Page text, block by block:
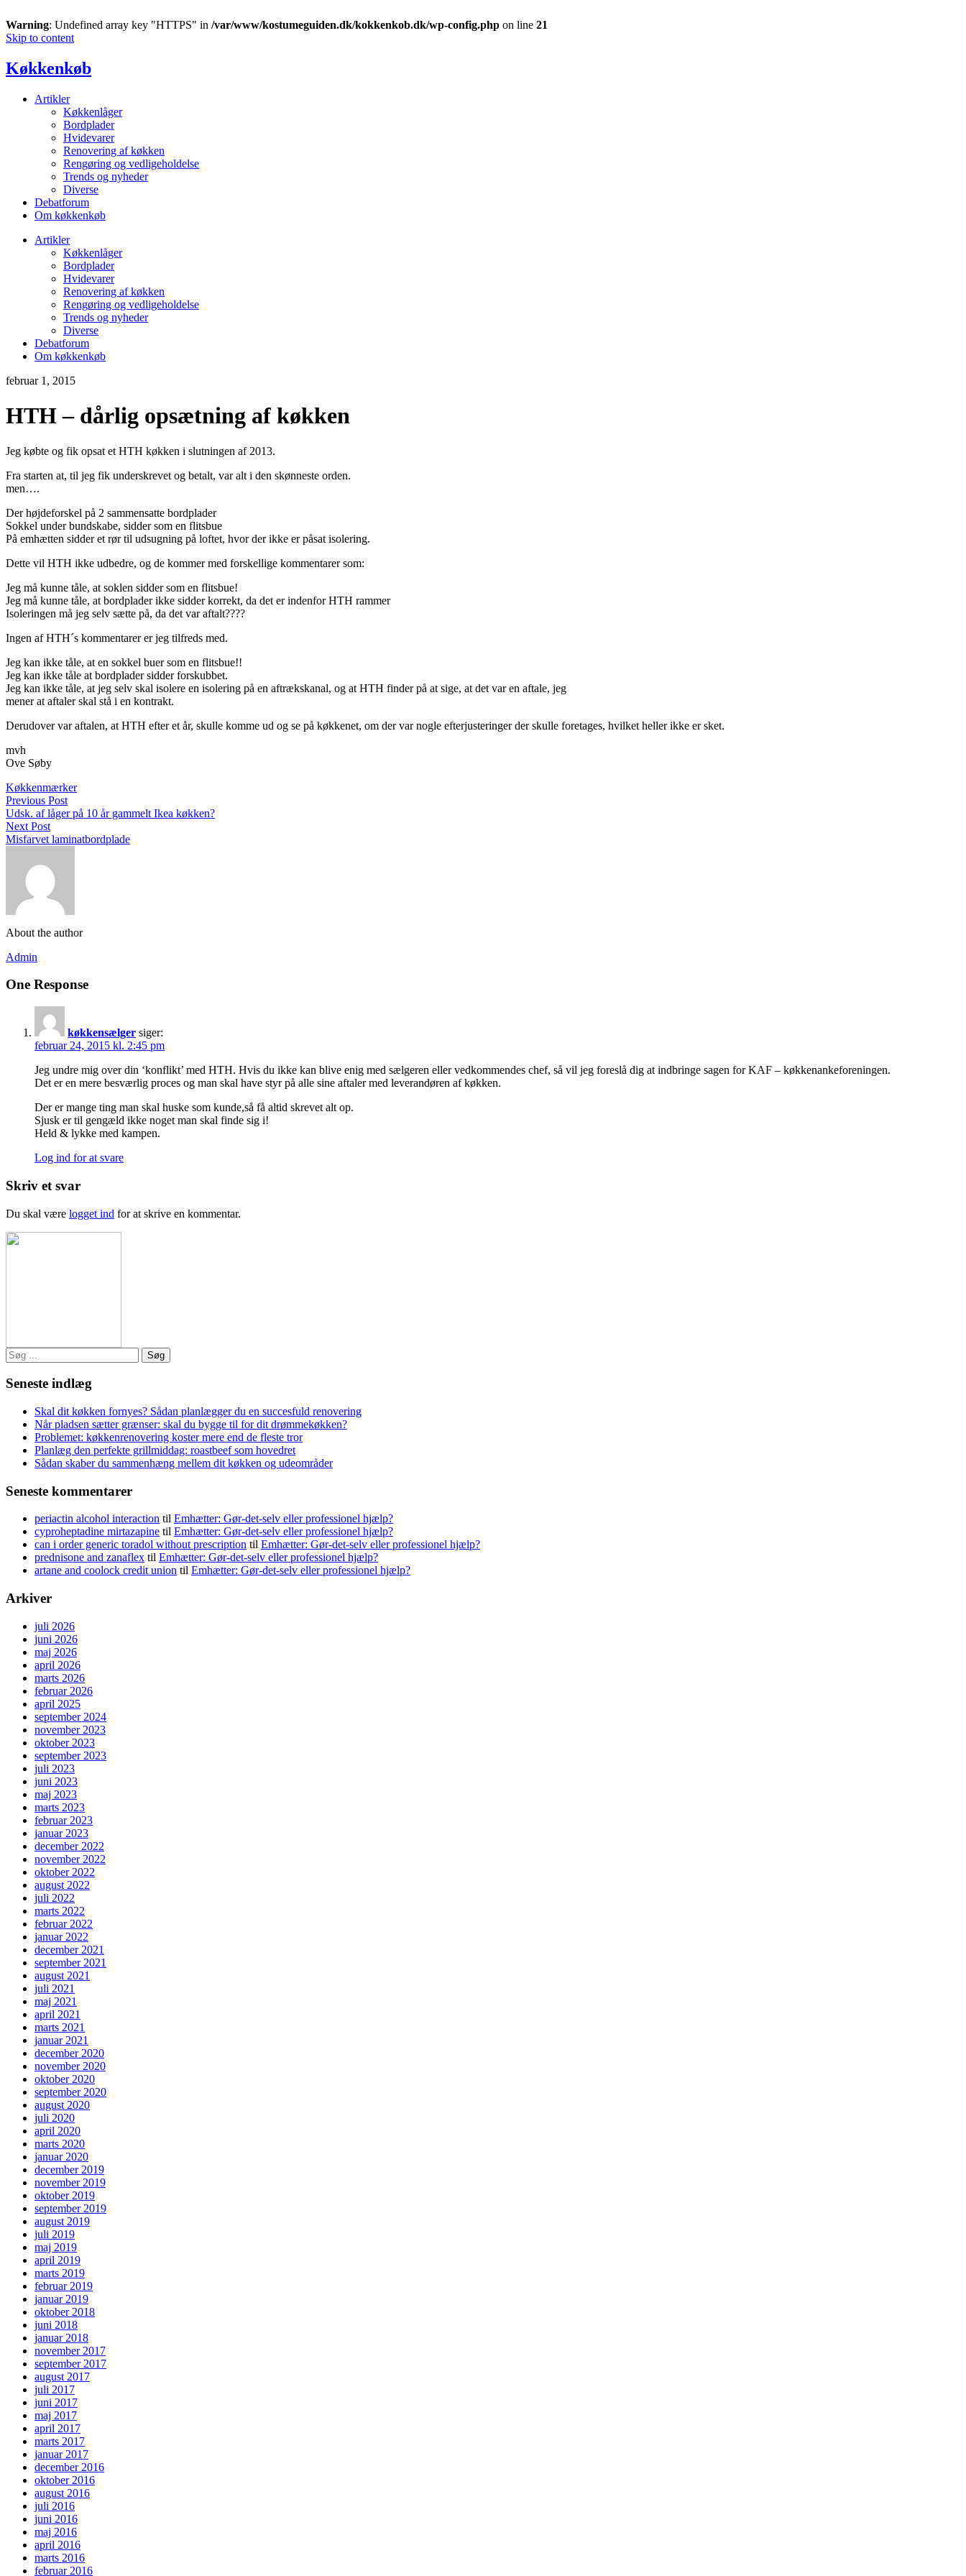
Warning: Undefined array key "HTTPS" in /var/www/kostumeguiden.dk/kokkenkob.dk/wp-config.php on line 21
Skip to content
Køkkenkøb
Artikler
Køkkenlåger
Bordplader
Hvidevarer
Renovering af køkken
Rengøring og vedligeholdelse
Trends og nyheder
Diverse
Debatforum
Om køkkenkøb
Artikler
Køkkenlåger
Bordplader
Hvidevarer
Renovering af køkken
Rengøring og vedligeholdelse
Trends og nyheder
Diverse
Debatforum
Om køkkenkøb
februar 1, 2015
HTH – dårlig opsætning af køkken
Jeg købte og fik opsat et HTH køkken i slutningen af 2013.
Fra starten at, til jeg fik underskrevet og betalt, var alt i den skønneste orden.
men….
Der højdeforskel på 2 sammensatte bordplader
Sokkel under bundskabe, sidder som en flitsbue
På emhætten sidder et rør til udsugning på loftet, hvor der ikke er påsat isolering.
Dette vil HTH ikke udbedre, og de kommer med forskellige kommentarer som:
Jeg må kunne tåle, at soklen sidder som en flitsbue!
Jeg må kunne tåle, at bordplader ikke sidder korrekt, da det er indenfor HTH rammer
Isoleringen må jeg selv sætte på, da det var aftalt????
Ingen af HTH´s kommentarer er jeg tilfreds med.
Jeg kan ikke tåle, at en sokkel buer som en flitsbue!!
Jeg kan ikke tåle at bordplader sidder forskubbet.
Jeg kan ikke tåle, at jeg selv skal isolere en isolering på en aftrækskanal, og at HTH finder på at sige, at det var en aftale, jeg
mener at aftaler skal stå i en kontrakt.
Derudover var aftalen, at HTH efter et år, skulle komme ud og se på køkkenet, om der var nogle efterjusteringer der skulle foretages, hvilket heller ikke er sket.
mvh
Ove Søby
Køkkenmærker
Previous Post
Udsk. af låger på 10 år gammelt Ikea køkken?
Next Post
Misfarvet laminatbordplade
About the author
Admin
One Response
køkkensælger siger:
februar 24, 2015 kl. 2:45 pm
Jeg undre mig over din ‘konflikt’ med HTH. Hvis du ikke kan blive enig med sælgeren eller vedkommendes chef, så vil jeg foreslå dig at indbringe sagen for KAF – køkkenankeforeningen.
Det er en mere besværlig proces og man skal have styr på alle sine aftaler med leverandøren af køkken.
Der er mange ting man skal huske som kunde,så få altid skrevet alt op.
Sjusk er til gengæld ikke noget man skal finde sig i!
Held & lykke med kampen.
Log ind for at svare
Skriv et svar
Du skal være logget ind for at skrive en kommentar.
Søg
efter:
Seneste indlæg
Skal dit køkken fornyes? Sådan planlægger du en succesfuld renovering
Når pladsen sætter grænser: skal du bygge til for dit drømmekøkken?
Problemet: køkkenrenovering koster mere end de fleste tror
Planlæg den perfekte grillmiddag: roastbeef som hovedret
Sådan skaber du sammenhæng mellem dit køkken og udeområder
Seneste kommentarer
periactin alcohol interaction til Emhætter: Gør-det-selv eller professionel hjælp?
cyproheptadine mirtazapine til Emhætter: Gør-det-selv eller professionel hjælp?
can i order generic toradol without prescription til Emhætter: Gør-det-selv eller professionel hjælp?
prednisone and zanaflex til Emhætter: Gør-det-selv eller professionel hjælp?
artane and coolock credit union til Emhætter: Gør-det-selv eller professionel hjælp?
Arkiver
juli 2026
juni 2026
maj 2026
april 2026
marts 2026
februar 2026
april 2025
september 2024
november 2023
oktober 2023
september 2023
juli 2023
juni 2023
maj 2023
marts 2023
februar 2023
januar 2023
december 2022
november 2022
oktober 2022
august 2022
juli 2022
marts 2022
februar 2022
januar 2022
december 2021
september 2021
august 2021
juli 2021
maj 2021
april 2021
marts 2021
januar 2021
december 2020
november 2020
oktober 2020
september 2020
august 2020
juli 2020
april 2020
marts 2020
januar 2020
december 2019
november 2019
oktober 2019
september 2019
august 2019
juli 2019
maj 2019
april 2019
marts 2019
februar 2019
januar 2019
oktober 2018
juni 2018
januar 2018
november 2017
september 2017
august 2017
juli 2017
juni 2017
maj 2017
april 2017
marts 2017
januar 2017
december 2016
oktober 2016
august 2016
juli 2016
juni 2016
maj 2016
april 2016
marts 2016
februar 2016